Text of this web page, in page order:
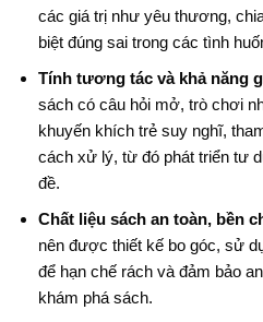
các giá trị như yêu thương,
biệt đúng sai trong các tình
Tính tương tác và khả năng
sách có câu hỏi mở, trò chơi
khuyến khích trẻ suy nghĩ,
cách xử lý, từ đó phát triển tư
đề.
Chất liệu sách an toàn, bền
nên được thiết kế bo góc, sử
để hạn chế rách và đảm bảo
khám phá sách.